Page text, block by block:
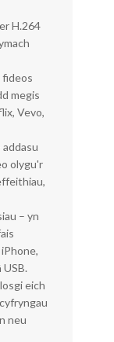
H.264
fideos
megis
Vevo,
olygu'r
– yn
eich
neu